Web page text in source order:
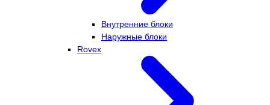
Внутренние блоки
Наружные блоки
Rovex